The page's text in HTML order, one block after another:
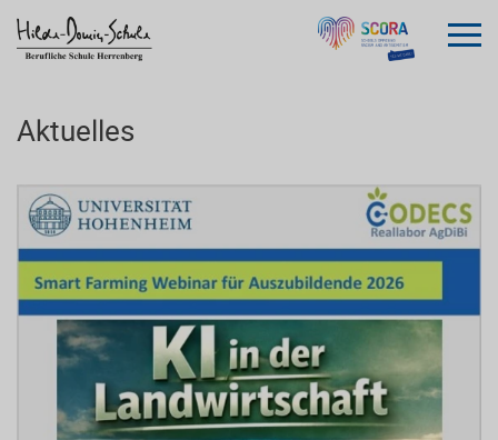
Aktuelles